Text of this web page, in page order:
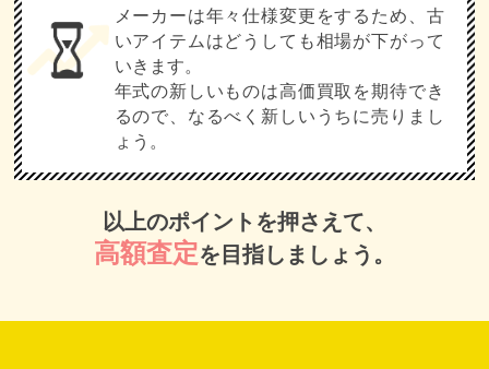
メーカーは年々仕様変更をするため、古
いアイテムはどうしても相場が下がって
いきます。
年式の新しいものは高価買取を期待でき
るので、なるべく新しいうちに売りまし
ょう。
以上のポイントを押さえて、
高額査定を目指しましょう。